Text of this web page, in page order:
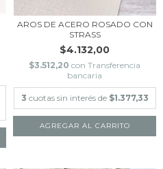
AROS DE ACERO ROSADO CON
STRASS
$4.132,00
$3.512,20 con Transferencia
bancaria
3 cuotas sin interés de $1.377,33